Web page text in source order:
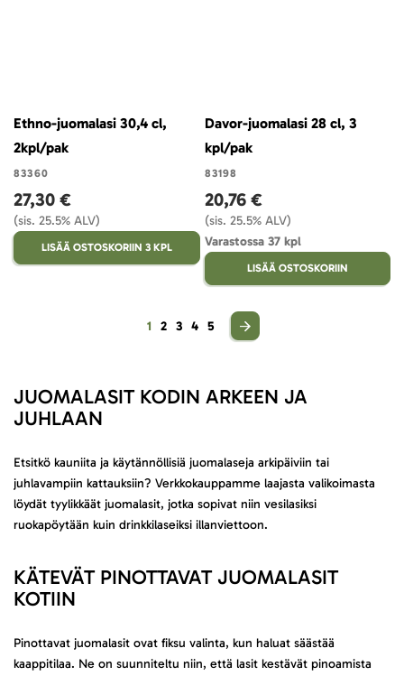
Ethno-juomalasi 30,4 cl,
2kpl/pak
83360
27,30 €
(sis. 25.5% ALV)
LISÄÄ OSTOSKORIIN 3 KPL
Davor-juomalasi 28 cl, 3
kpl/pak
83198
20,76 €
(sis. 25.5% ALV)
Varastossa 37 kpl
LISÄÄ OSTOSKORIIN
Sivu
You're currently reading page
1 Sivu
2 Sivu
3 Sivu
4 Sivu
5
JUOMALASIT KODIN ARKEEN JA
JUHLAAN
Etsitkö kauniita ja käytännöllisiä juomalaseja arkipäiviin tai
juhlavampiin kattauksiin? Verkkokauppamme laajasta valikoimasta
löydät tyylikkäät juomalasit, jotka sopivat niin vesilasiksi
ruokapöytään kuin drinkkilaseiksi illanviettoon.
KÄTEVÄT PINOTTAVAT JUOMALASIT
KOTIIN
Pinottavat juomalasit ovat fiksu valinta, kun haluat säästää
kaappitilaa. Ne on suunniteltu niin, että lasit kestävät pinoamista